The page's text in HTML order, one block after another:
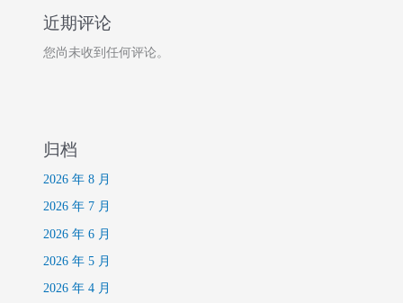
近期评论
您尚未收到任何评论。
归档
2026 年 8 月
2026 年 7 月
2026 年 6 月
2026 年 5 月
2026 年 4 月